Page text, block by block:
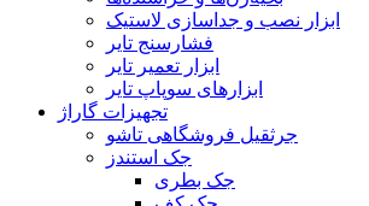
ابزار نصب و جداسازی لاستیک
فشارسنج تایر
ابزار تعمیر تایر
ابزارهای سوپاپ تایر
تجهیزات گاراژ
جرثقیل فروشگاهی تاشو
جک استندز
جک بطری